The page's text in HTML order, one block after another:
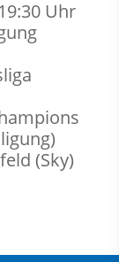
Uhr
(Sky)